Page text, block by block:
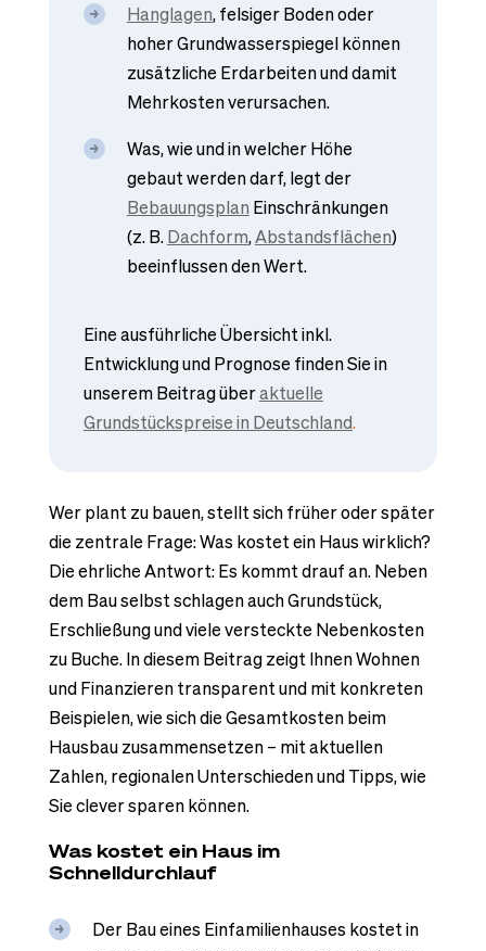
Hanglagen, felsiger Boden oder
hoher Grundwasserspiegel können
zusätzliche Erdarbeiten und damit
Mehrkosten verursachen.
Was, wie und in welcher Höhe
gebaut werden darf, legt der
Bebauungsplan Einschränkungen
(z. B.Dachform,Abstandsflächen)
beeinflussen den Wert.
Eine ausführliche Übersicht inkl.
Entwicklung und Prognose finden Sie in
unserem Beitrag überaktuelle
Grundstückspreise in Deutschland.
Wer plant zu bauen, stellt sich früher oder später
die zentrale Frage: Was kostet ein Haus wirklich?
Die ehrliche Antwort: Es kommt drauf an. Neben
dem Bau selbst schlagen auch Grundstück,
Erschließung und viele versteckte Nebenkosten
zu Buche. In diesem Beitrag zeigt Ihnen Wohnen
und Finanzieren transparent und mit konkreten
Beispielen, wie sich die Gesamtkosten beim
Hausbau zusammensetzen – mit aktuellen
Zahlen, regionalen Unterschieden und Tipps, wie
Sie clever sparen können.
Was kostet ein Haus im
Schnelldurchlauf
Der Bau eines Einfamilienhauses kostet in